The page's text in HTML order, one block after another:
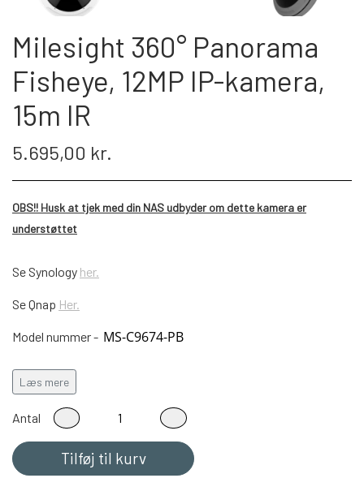
Milesight 360° Panorama
Fisheye, 12MP IP-kamera,
15m IR
5.695,00 kr.
OBS!! Husk at tjek med din NAS udbyder om dette kamera er
understøttet
Se Synology her.
Se Qnap Her.
Model nummer - MS-C9674-PB
Oplev en 360° Panorama oplevelse
Milesight's 360° fisheye panorama netværkskamera er fyldt
med avancerede funktioner og en enestående billedkvalitet.
Kameraet er ideelt til overvågning af store og brede indendørs
områder, hvor man ikke vil misse nogen detaljer i
Læs mere
Antal
Tilføj til kurv